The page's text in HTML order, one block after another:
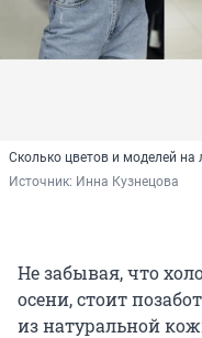
Сколько цветов и моделей на
Источник: Инна Кузнецова
Не забывая, что
осени, стоит
из натуральной